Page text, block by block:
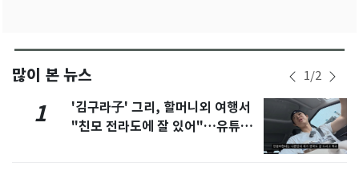
많이 본 뉴스 1/2
1
'김구라子' 그리, 할머니외 여행서
"친모 전라도에 잘 있어"…유튜브